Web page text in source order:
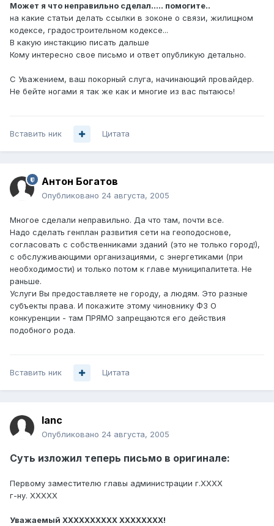
Может я что неправильно сделал..... помогите..
на какие статьи делать ссылки в зоконе о связи, жилищном
кодексе, градостроительном кодексе...
В какую инстакцию писать дальше
Кому интересно свое письмо и ответ опубликую детально.
С Уважением, ваш покорный слуга, начинающий провайдер.
Не бейте ногами я так же как и многие из вас пытаюсь!
Вставить ник Цитата
Антон Богатов
Опубликовано 24 августа, 2005
Многое сделали неправильно. Да что там, почти все.
Надо сделать генплан развития сети на геоподоснове,
согласовать с собственниками зданий (это не только город!),
с обслуживающими организациями, с энергетиками (при
необходимости) и только потом к главе муниципалитета. Не
раньше.
Услуги Вы предоставляете не городу, а людям. Это разные
субъекты права. И покажите этому чиновнику ФЗ О
конкуренции - там ПРЯМО запрещаются его действия
подобного рода.
Вставить ник Цитата
lanc
Опубликовано 24 августа, 2005
Суть изложил теперь письмо в оригинале:
Первому заместителю главы администрации г.ХХХХ
г-ну. ХХХХХ
Уважаемый ХХХХХХХХХХ ХХХХХХХХ!